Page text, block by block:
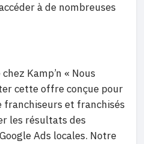
à de nombreuses
Kamp’n « Nous
cette offre conçue pour
et franchisés
les résultats des
Ads locales. Notre